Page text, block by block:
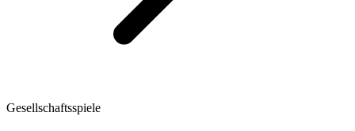
Gesellschaftsspiele